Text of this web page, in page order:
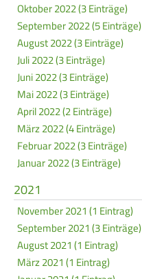
Oktober 2022 (3 Einträge)
September 2022 (5 Einträge)
August 2022 (3 Einträge)
Juli 2022 (3 Einträge)
Juni 2022 (3 Einträge)
Mai 2022 (3 Einträge)
April 2022 (2 Einträge)
März 2022 (4 Einträge)
Februar 2022 (3 Einträge)
Januar 2022 (3 Einträge)
2021
November 2021 (1 Eintrag)
September 2021 (3 Einträge)
August 2021 (1 Eintrag)
März 2021 (1 Eintrag)